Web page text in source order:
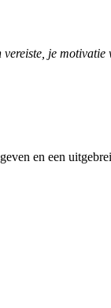
je motivatie
en een